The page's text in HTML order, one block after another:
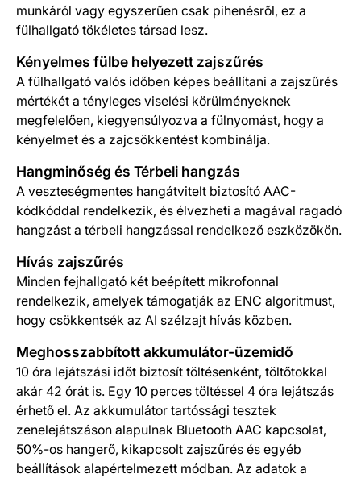
munkáról vagy egyszerűen csak pihenésről, ez a
fülhallgató tökéletes társad lesz.
Kényelmes fülbe helyezett zajszűrés
A fülhallgató valós időben képes beállítani a zajszűrés
mértékét a tényleges viselési körülményeknek
megfelelően, kiegyensúlyozva a fülnyomást, hogy a
kényelmet és a zajcsökkentést kombinálja.
Hangminőség és Térbeli hangzás
A veszteségmentes hangátvitelt biztosító AAC-
kódkóddal rendelkezik, és élvezheti a magával ragadó
hangzást a térbeli hangzással rendelkező eszközökön.
Hívás zajszűrés
Minden fejhallgató két beépített mikrofonnal
rendelkezik, amelyek támogatják az ENC algoritmust,
hogy csökkentsék az AI szélzajt hívás közben.
Meghosszabbított akkumulátor-üzemidő
10 óra lejátszási időt biztosít töltésenként, töltőtokkal
akár 42 órát is. Egy 10 perces töltéssel 4 óra lejátszás
érhető el. Az akkumulátor tartóssági tesztek
zenelejátszáson alapulnak Bluetooth AAC kapcsolat,
50%-os hangerő, kikapcsolt zajszűrés és egyéb
beállítások alapértelmezett módban. Az adatok a